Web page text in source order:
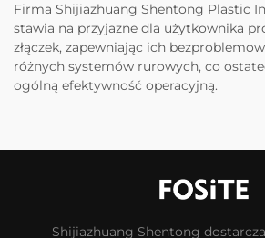
Firma Shijiazhuang Shentong Plastic
stawia na przyjazne dla użytkownika
złączek, zapewniając ich
różnych systemów rurowych, co
ogólną efektywność operacyjną.
Shijiazhuang Shentong